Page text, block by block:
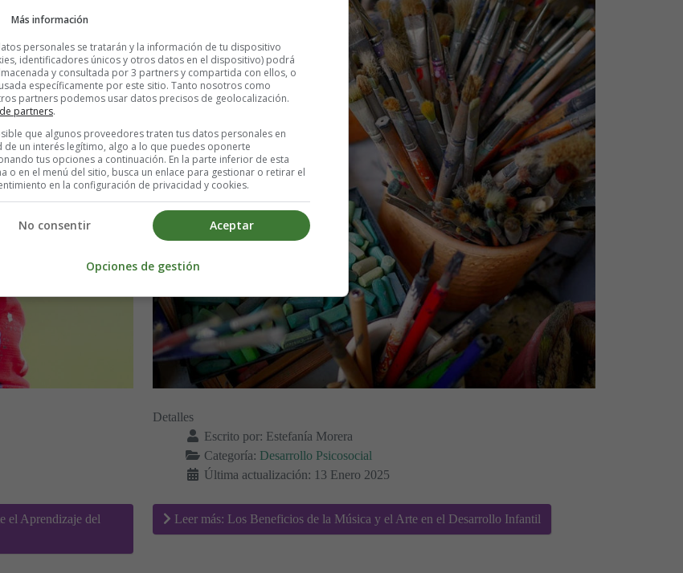
el Aprendizaje del
Detalles
Escrito por: Estefanía Morera
Categoría: Desarrollo Psicosocial
Última actualización: 13 Enero 2025
Leer más: Los Beneficios de la Música y el Arte en el Desarrollo Infantil
Más información
personales se tratarán y la información de tu dispositivo
identificadores únicos y otros datos en el dispositivo) podrá
y consultada por 3 partners y compartida con ellos, o
específicamente por este sitio. Tanto nosotros como
partners podemos usar datos precisos de geolocalización.
partners.
que algunos proveedores traten tus datos personales en
de un interés legítimo, algo a lo que puedes oponerte
tus opciones a continuación. En la parte inferior de esta
o en el menú del sitio, busca un enlace para gestionar o retirar el
en la configuración de privacidad y cookies.
Aceptar
No consentir
Opciones de gestión